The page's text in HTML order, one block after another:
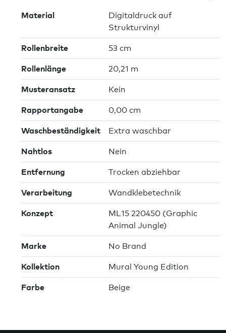
Material
Digitaldruck auf
Strukturvinyl
Rollenbreite 53 cm
Rollenlänge 20,21 m
Musteransatz Kein
Rapportangabe 0,00 cm
Waschbeständigkeit Extra waschbar
Nahtlos Nein
Entfernung Trocken abziehbar
Verarbeitung Wandklebetechnik
Konzept
ML15 220450 (Graphic
Animal Jungle)
Marke No Brand
Kollektion Mural Young Edition
Farbe Beige